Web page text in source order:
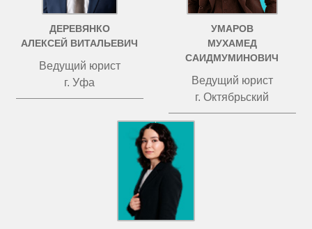
ДЕРЕВЯНКО
АЛЕКСЕЙ ВИТАЛЬЕВИЧ
Ведущий юрист
г. Уфа
УМАРОВ
МУХАМЕД
САИДМУМИНОВИЧ
Ведущий юрист
г. Октябрьский